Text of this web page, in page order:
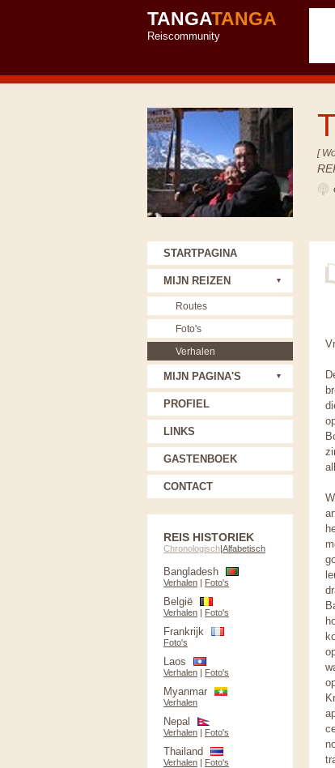
TANGATANGA
Reiscommunity
[
STARTPAGINA
MIJN REIZEN
Routes
Foto's
Verhalen
MIJN PAGINA'S
PROFIEL
LINKS
GASTENBOEK
CONTACT
REIS HISTORIEK
Chronologisch|Alfabetisch
Bangladesh
Verhalen | Foto's
België
Verhalen | Foto's
Frankrijk
Foto's
Laos
Verhalen | Foto's
Myanmar
Verhalen
Nepal
Verhalen | Foto's
Thailand
Verhalen | Foto's